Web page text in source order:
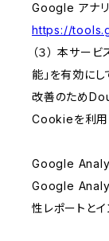
Google アナリ
https://
（３） 本サー
能」を有効にし
改善のため
Cookieを利用
Google
Google
性レポートとイ